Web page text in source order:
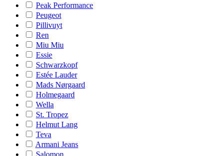
Peak Performance
Peugeot
Pillivuyt
Ren
Miu Miu
Essie
Schwarzkopf
Estée Lauder
Mads Nørgaard
Holmegaard
Wella
St. Tropez
Helmut Lang
Teva
Armani Jeans
Salomon